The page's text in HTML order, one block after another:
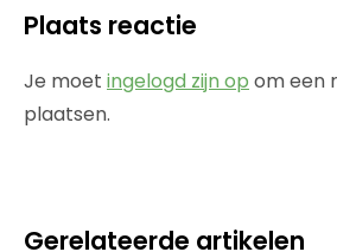
Plaats reactie
Je moet ingelogd zijn op om een
plaatsen.
Gerelateerde artikelen